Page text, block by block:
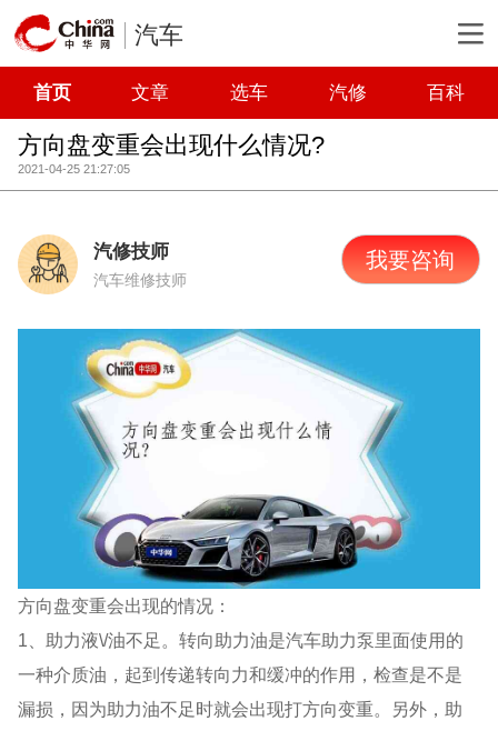
汽车
首页 文章 选车 汽修 百科
方向盘变重会出现什么情况?
2021-04-25 21:27:05
汽修技师
汽车维修技师
我要咨询
方向盘变重会出现的情况：
1、助力液\/油不足。转向助力油是汽车助力泵里面使用的
一种介质油，起到传递转向力和缓冲的作用，检查是不是
漏损，因为助力油不足时就会出现打方向变重。另外，助